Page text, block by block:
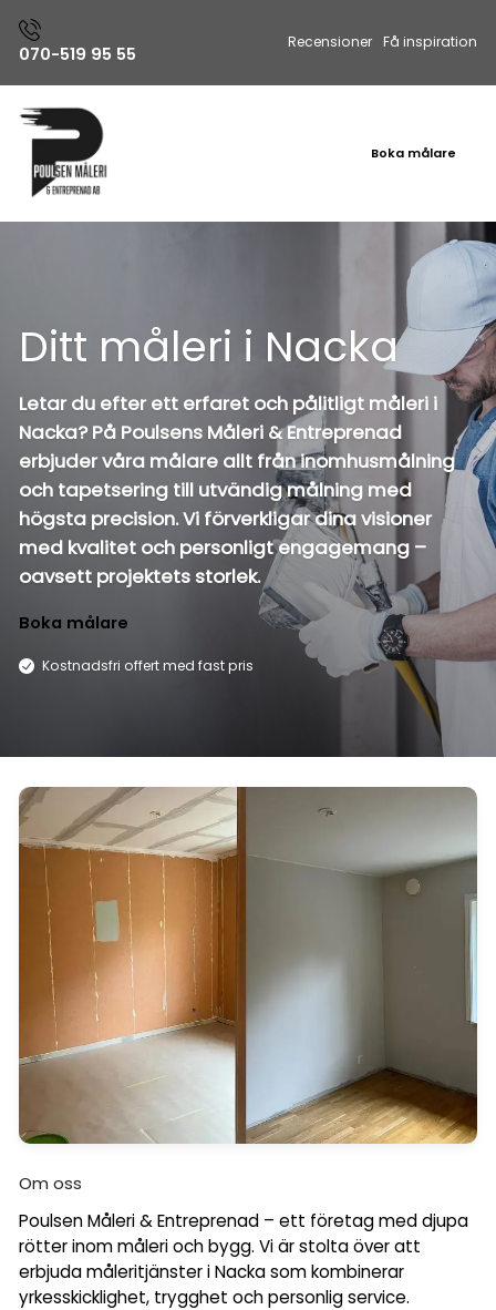
070-519 95 55 Recensioner Få inspiration
Boka målare
Ditt måleri i Nacka
Letar du efter ett erfaret och pålitligt måleri i
Nacka? På Poulsens Måleri & Entreprenad
erbjuder våra målare allt från inomhusmålning
och tapetsering till utvändig målning med
högsta precision. Vi förverkligar dina visioner
med kvalitet och personligt engagemang –
oavsett projektets storlek.
Boka målare
Kostnadsfri offert med fast pris
Om oss
Poulsen Måleri & Entreprenad – ett företag med djupa
rötter inom måleri och bygg. Vi är stolta över att
erbjuda måleritjänster i Nacka som kombinerar
yrkesskicklighet, trygghet och personlig service.